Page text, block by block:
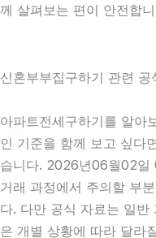
께 살펴보는 편이 안전합
신혼부부집구하기 관련 공
아파트전세구하기를 알아
인 기준을 함께 보고 싶다
습니다. 2026년06월02일
거래 과정에서 주의할 부
다. 다만 공식 자료는 일반
은 개별 상황에 따라 달라